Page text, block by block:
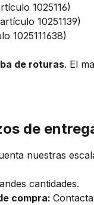
1025116)
10251139)
1025111638)
de roturas. El
de
nuestras
cantidades.
compra: